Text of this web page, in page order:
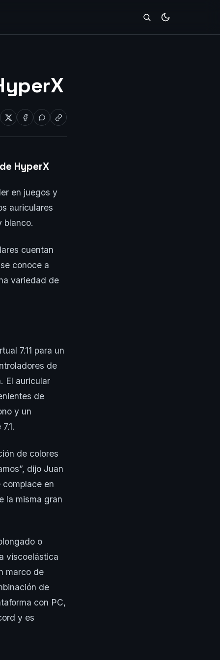
HyperX
en juegos y
auriculares
blanco.
cuentan
conoce a
variedad de
7.11 para un
de
El auricular
de
y un
de colores
dijo Juan
en
la misma gran
o
viscoelástica
marco de
de
con PC,
y es